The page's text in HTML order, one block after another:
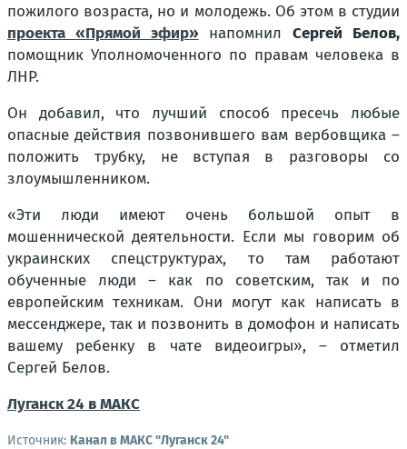
пожилого возраста, но и молодежь. Об этом в студии
проекта «Прямой эфир» напомнилСергей Белов,
помощник Уполномоченного по правам человека в
ЛНР.
Он добавил, что лучший способ пресечь любые
опасные действия позвонившего вам вербовщика –
положить трубку, не вступая в разговоры со
злоумышленником.
«Эти люди имеют очень большой опыт в
мошеннической деятельности. Если мы говорим об
украинских спецструктурах, то там работают
обученные люди – как по советским, так и по
европейским техникам. Они могут как написать в
мессенджере, так и позвонить в домофон и написать
вашему ребенку в чате видеоигры», – отметил
Сергей Белов.
Луганск 24 в МАКС
Источник: Канал в МАКС "Луганск 24"